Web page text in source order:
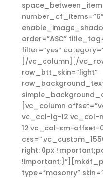
number_of_items=”6″
order=”ASC”
filter=”yes”
[/vc_column][/
row_btt_skin=”light”
[vc_column
vc_col-lg-12
12 vc_col-sm-offset-
right: 0px
type=”masonry”